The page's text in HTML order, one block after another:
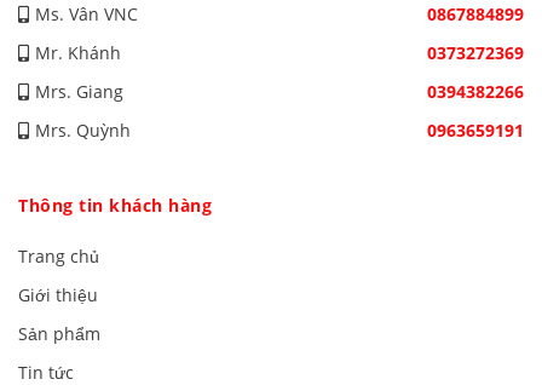
Ms. Vân VNC
0867884899
Mr. Khánh
0373272369
Mrs. Giang
0394382266
Mrs. Quỳnh
0963659191
Thông tin khách hàng
Trang chủ
Giới thiệu
Sản phẩm
Tin tức